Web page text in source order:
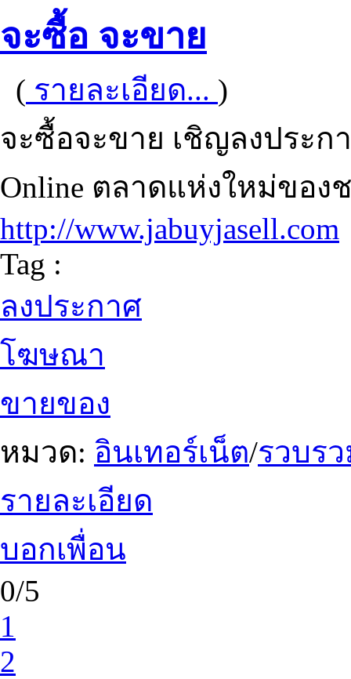
จะซื้อ จะขาย
( รายละเอียด... )
จะซื้อจะขาย เชิญลงประ
Online ตลาดแห่งใหม่ของ
http://www.jabuyjasell.com
Tag :
ลงประกาศ
โฆษณา
ขายของ
หมวด: อินเทอร์เน็ต/รวบร
รายละเอียด
บอกเพื่อน
0/5
1
2